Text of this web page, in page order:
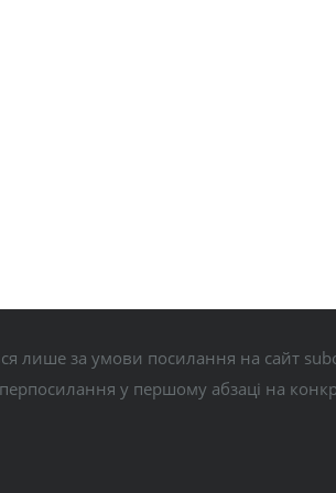
лише за умови посилання на сайт
у першому абзаці на